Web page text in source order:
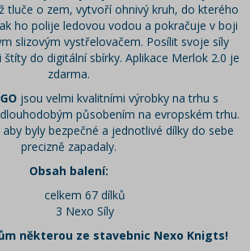
tluče o zem, vytvoří ohnivý kruh, do kterého
ho polije ledovou vodou a pokračuje v boji
slizovým vystřelovačem. Posílit svoje síly
do digitální sbírky. Aplikace Merlok 2.0 je
zdarma.
jsou velmi kvalitními výrobky na trhu s
působením na evropském trhu.
aby byly bezpečné a jednotlivé dílky do sebe
precizně zapadaly.
Obsah balení:
celkem 67 dílků
3 Nexo Síly
některou ze stavebnic Nexo Knigts!